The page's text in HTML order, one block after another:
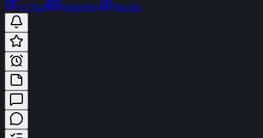
t-Chat Haberler Yazılar